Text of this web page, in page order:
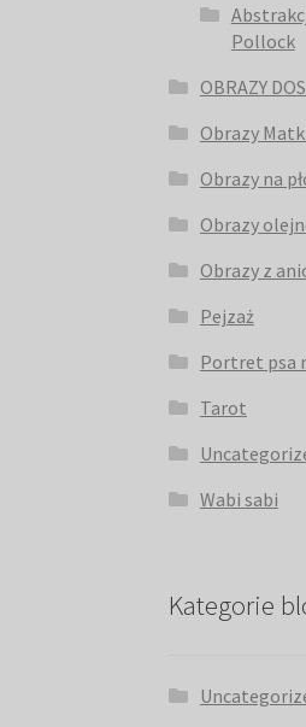
Pollock
OBRAZY
Obrazy
Obrazy na
Obrazy
Obrazy z
Pejzaż
Portret psa
Tarot
Wabi sabi
Kategorie